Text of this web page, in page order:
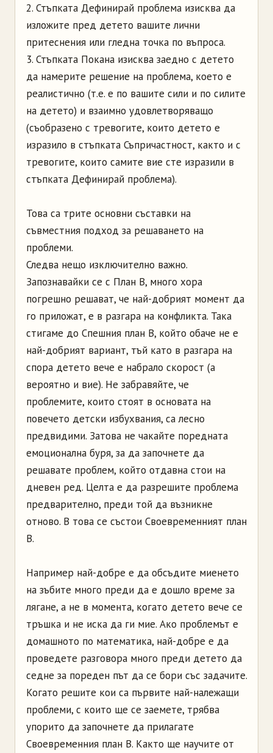
2. Стъпката Дефинирай проблема изисква да
изложите пред детето вашите лични
притеснения или гледна точка по въпроса.
3. Стъпката Покана изисква заедно с детето
да намерите решение на проблема, което е
реалистично (т.е. е по вашите сили и по силите
на детето) и взаимно удовлетворяващо
(съобразено с тревогите, които детето е
изразило в стъпката Съпричастност, както и с
тревогите, които самите вие сте изразили в
стъпката Дефинирай проблема).
Това са трите основни съставки на
съвместния подход за решаването на
проблеми.
Следва нещо изключително важно.
Запознавайки се с План В, много хора
погрешно решават, че най-добрият момент да
го приложат, е в разгара на конфликта. Така
стигаме до Спешния план В, който обаче не е
най-добрият вариант, тъй като в разгара на
спора детето вече е набрало скорост (а
вероятно и вие). Не забравяйте, че
проблемите, които стоят в основата на
повечето детски избухвания, са лесно
предвидими. Затова не чакайте поредната
емоционална буря, за да започнете да
решавате проблем, който отдавна стои на
дневен ред. Целта е да разрешите проблема
предварително, преди той да възникне
отново. В това се състои Своевременният план
В.
Например най-добре е да обсъдите миенето
на зъбите много преди да е дошло време за
лягане, а не в момента, когато детето вече се
тръшка и не иска да ги мие. Ако проблемът е
домашното по математика, най-добре е да
проведете разговора много преди детето да
седне за пореден път да се бори със задачите.
Когато решите кои са първите най-належащи
проблеми, с които ще се заемете, трябва
упорито да започнете да прилагате
Своевременния план В. Както ще научите от